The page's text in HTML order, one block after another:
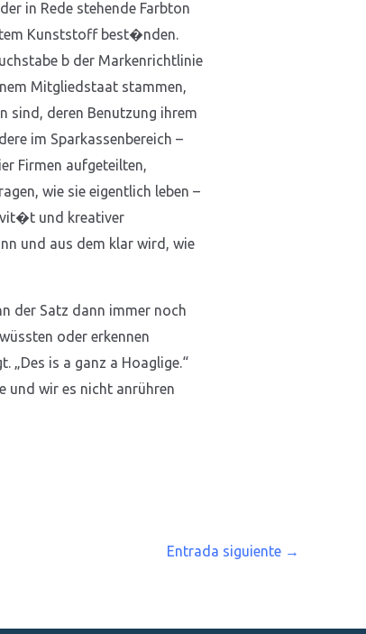
in Rede stehende Farbton
Kunststoff best�nden.
b der Markenrichtlinie
Mitgliedstaat stammen,
sind, deren Benutzung ihrem
im Sparkassenbereich –
Firmen aufgeteilten,
wie sie eigentlich leben –
und kreativer
und aus dem klar wird, wie
der Satz dann immer noch
oder erkennen
is a ganz a Hoaglige.“
und wir es nicht anrühren
Entrada siguiente →